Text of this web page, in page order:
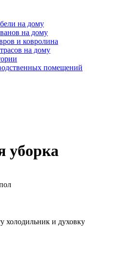
на дому
на дому
и ковролина
на дому
помещений
уборка
холодильник и духовку